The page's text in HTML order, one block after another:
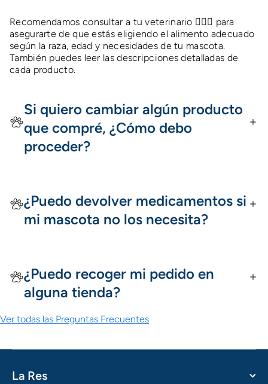
Recomendamos consultar a tu veterinario 👩🏻‍⚕️ para
asegurarte de que estás eligiendo el alimento adecuado
según la raza, edad y necesidades de tu mascota.
También puedes leer las descripciones detalladas de
cada producto.
Si quiero cambiar algún producto
que compré, ¿Cómo debo
proceder?
¿Puedo devolver medicamentos si
mi mascota no los necesita?
¿Puedo recoger mi pedido en
alguna tienda?
Ver todas las Preguntas Frecuentes
La Res